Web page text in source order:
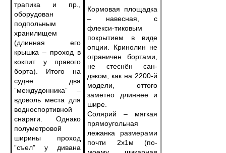
трапика и пр.,
оборудован
подпольным
хранилищем
(длинная его
крышка – проход в
кокпит у правого
борта). Итого на
судне два
”междудонника” –
вдоволь места для
водноспортивной
снаряги. Однако
полуметровой
ширины проход
”съел” у дивана
Кормовая площадка
– навесная, с
флекси-тиковым
покрытием в виде
опции. Кринолин не
ограничен бортами,
не стеснён сан-
дэком, как на 2200-й
модели, оттого
заметно длиннее и
шире.
Солярий – мягкая
прямоугольная
лежанка размерами
почти 2х1м (по-